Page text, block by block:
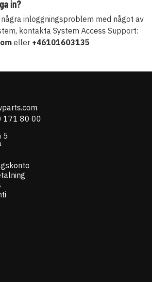
in?
inloggningsproblem med något av
kontakta System Access Support:
eller +46101603135
171 80 00
5